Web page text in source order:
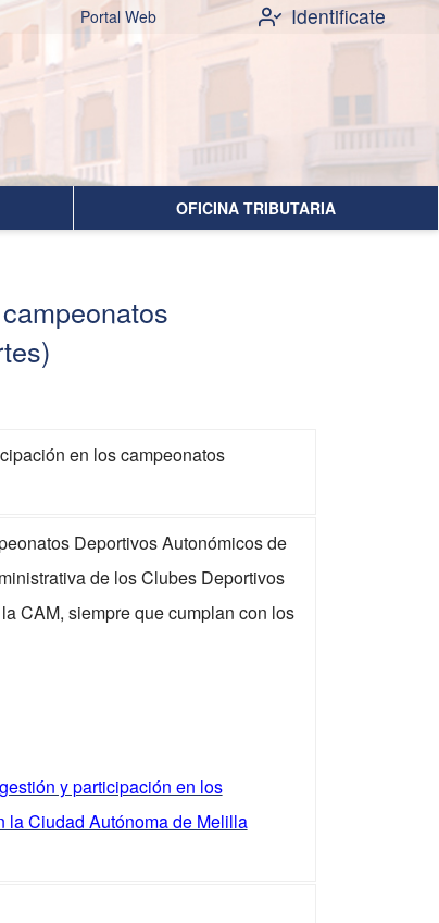
Portal Web Identificate
OFICINA TRIBUTARIA
en los campeonatos
Deportivos Autonómicos de
de los Clubes Deportivos
CAM, siempre que cumplan con los
y participación en los
la Ciudad Autónoma de Melilla